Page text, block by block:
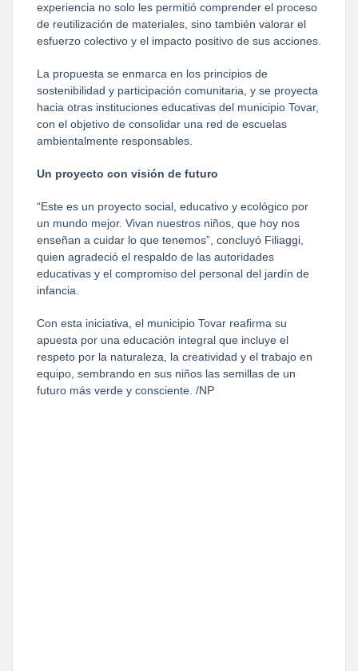
experiencia no solo les permitió comprender el proceso
de reutilización de materiales, sino también valorar el
esfuerzo colectivo y el impacto positivo de sus acciones.
La propuesta se enmarca en los principios de
sostenibilidad y participación comunitaria, y se proyecta
hacia otras instituciones educativas del municipio Tovar,
con el objetivo de consolidar una red de escuelas
ambientalmente responsables.
Un proyecto con visión de futuro
“Este es un proyecto social, educativo y ecológico por
un mundo mejor. Vivan nuestros niños, que hoy nos
enseñan a cuidar lo que tenemos”, concluyó Filiaggi,
quien agradeció el respaldo de las autoridades
educativas y el compromiso del personal del jardín de
infancia.
Con esta iniciativa, el municipio Tovar reafirma su
apuesta por una educación integral que incluye el
respeto por la naturaleza, la creatividad y el trabajo en
equipo, sembrando en sus niños las semillas de un
futuro más verde y consciente. /NP